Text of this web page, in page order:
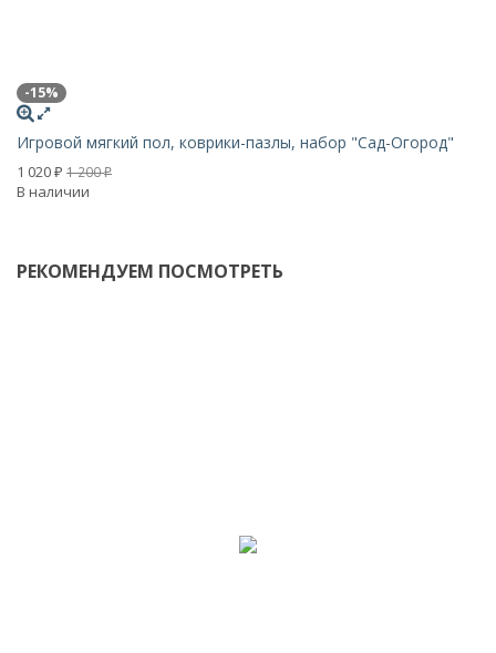
-15%
Игровой мягкий пол, коврики-пазлы, набор "Сад-Огород"
1 020 ₽ 1 200₽
В наличии
РЕКОМЕНДУЕМ ПОСМОТРЕТЬ